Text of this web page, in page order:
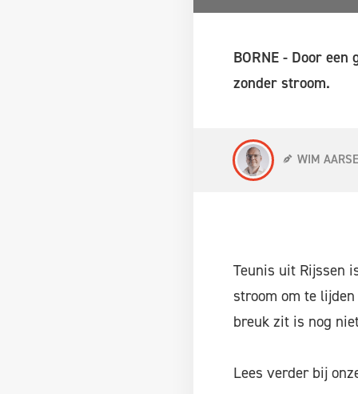
BORNE - Door
zonder stroom.
WIM
Teunis uit Rijssen
stroom om te
breuk zit is nog
Lees verder bij